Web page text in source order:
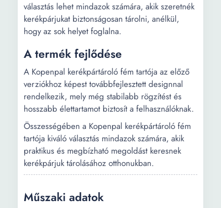
választás lehet mindazok számára, akik szeretnék
kerékpárjukat biztonságosan tárolni, anélkül,
hogy az sok helyet foglalna.
A termék fejlődése
A Kopenpal kerékpártároló fém tartója az előző
verziókhoz képest továbbfejlesztett designnal
rendelkezik, mely még stabilabb rögzítést és
hosszabb élettartamot biztosít a felhasználóknak.
Összességében a Kopenpal kerékpártároló fém
tartója kiváló választás mindazok számára, akik
praktikus és megbízható megoldást keresnek
kerékpárjuk tárolásához otthonukban.
Műszaki adatok